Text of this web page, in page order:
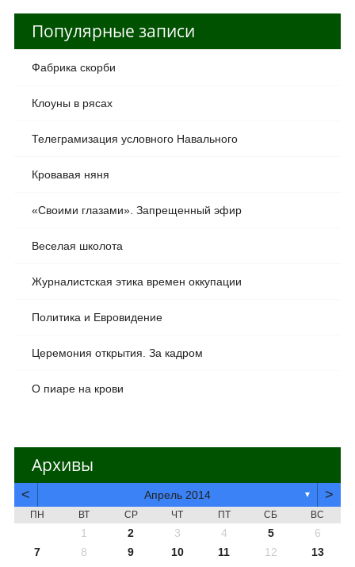
Популярные записи
Фабрика скорби
Клоуны в рясах
Телеграмизация условного Навального
Кровавая няня
«Своими глазами». Запрещенный эфир
Веселая школота
Журналистская этика времен оккупации
Политика и Евровидение
Церемония открытия. За кадром
О пиаре на крови
Архивы
< Апрель 2014 ▼ >
ПН ВТ СР ЧТ ПТ СБ ВС
1 2 3 4 5
6
7
8 9 10 11 12
13